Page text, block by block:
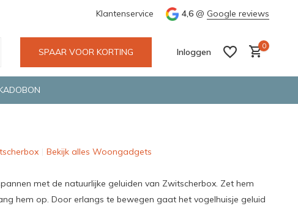
Groene en snelle bezorging door o.a. Fietskoerier en GLS. Wij
Klantenservice 4,6 @ Google reviews
SPAAR VOOR KORTING Inloggen
0
Bekijk alles Woongadgets
met de natuurlijke geluiden van Zwitscherbox. Zet hem
hem op. Door erlangs te bewegen gaat het vogelhuisje geluid